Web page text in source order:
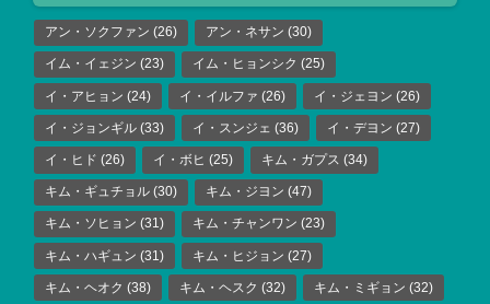
アン・ソクファン (26) アン・ネサン (30)
イム・イェジン (23) イム・ヒョンシク (25)
イ・アヒョン (24) イ・イルファ (26) イ・ジェヨン (26)
イ・ジョンギル (33) イ・スンジェ (36) イ・デヨン (27)
イ・ヒド (26) イ・ボヒ (25) キム・ガプス (34)
キム・ギュチョル (30) キム・ジヨン (47)
キム・ソヒョン (31) キム・チャンワン (23)
キム・ハギュン (31) キム・ヒジョン (27)
キム・ヘオク (38) キム・ヘスク (32) キム・ミギョン (32)